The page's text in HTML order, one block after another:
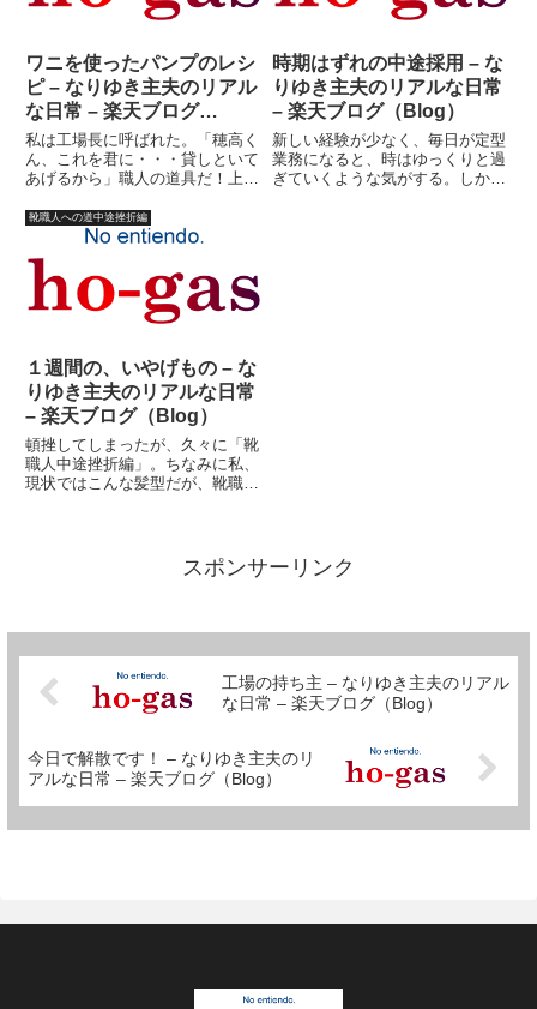
ワニを使ったパンプのレシ
ピ – なりゆき主夫のリアル
な日常 – 楽天ブログ
（Blog）
私は工場長に呼ばれた。「穂高く
ん、これを君に・・・貸しといて
あげるから」職人の道具だ！上か
ン。貸してあげるといっても事実
上新品である。正直感動した。他
の職人たちも、喜んでくれた。
「よかったな?おめえ、これさえ
あ...
時期はずれの中途採用 – な
りゆき主夫のリアルな日常
– 楽天ブログ（Blog）
新しい経験が少なく、毎日が定型
業務になると、時はゆっくりと過
ぎていくような気がする。しか
靴職人への道中途挫折編
１週間の、いやげもの – な
りゆき主夫のリアルな日常
– 楽天ブログ（Blog）
頓挫してしまったが、久々に「靴
職人中途挫折編」。ちなみに私、
現状ではこんな髪型だが、靴職人
ク！いや、本当ですってば。
(^_^;)ま、違ったとしてもフィ...スポンサーリンク
工場の持ち主 – なりゆき主夫のリアル
な日常 – 楽天ブログ（Blog）
今日で解散です！ – なりゆき主夫のリ
アルな日常 – 楽天ブログ（Blog）